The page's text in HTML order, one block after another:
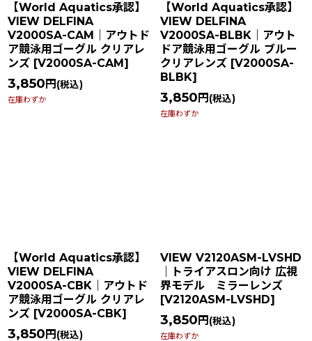
【World Aquatics承認】
VIEW DELFINA
V2000SA-CAM｜アウトド
ア競泳用ゴーグル クリアレ
ンズ [V2000SA-CAM ]
3,850 円 (税込)
在庫わずか
【World Aquatics承認】
VIEW DELFINA
V2000SA-BLBK｜アウト
ドア競泳用ゴーグル ブルー
クリアレンズ [V2000SA-
BLBK]
3,850 円 (税込)
在庫わずか
【World Aquatics承認】
VIEW DELFINA
V2000SA-CBK｜アウトド
ア競泳用ゴーグル クリアレ
ンズ [V2000SA-CBK]
3,850 円 (税込)
VIEW V2120ASM-LVSHD
｜トライアスロン向け 広視
界モデル ミラーレンズ
[V2120ASM-LVSHD]
3,850 円 (税込)
在庫わずか